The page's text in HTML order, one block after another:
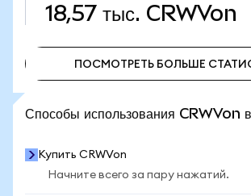
18,57 тыс. CRWVon
ПОСМОТРЕТЬ БОЛЬШЕ
Способы использования
Купить CRWVon
Начните всего за пару нажатий.